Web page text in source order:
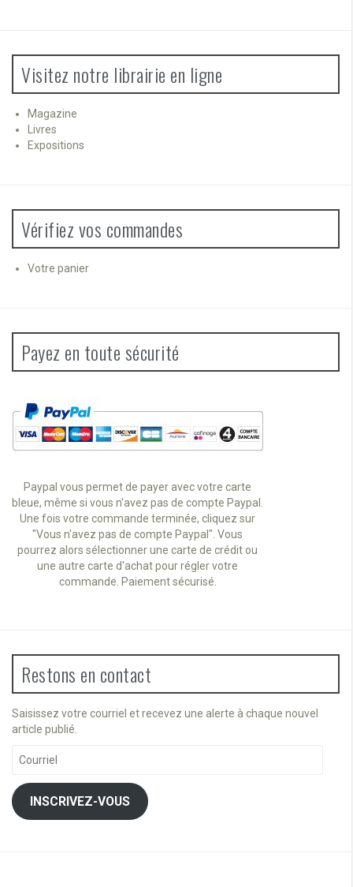
Visitez notre librairie en ligne
Magazine
Livres
Expositions
Vérifiez vos commandes
Votre panier
Payez en toute sécurité
Paypal vous permet de payer avec votre carte
bleue, même si vous n'avez pas de compte Paypal.
Une fois votre commande terminée, cliquez sur
"Vous n'avez pas de compte Paypal". Vous
pourrez alors sélectionner une carte de crédit ou
une autre carte d'achat pour régler votre
commande. Paiement sécurisé.
Restons en contact
Saisissez votre courriel et recevez une alerte à chaque nouvel
article publié.
INSCRIVEZ-VOUS